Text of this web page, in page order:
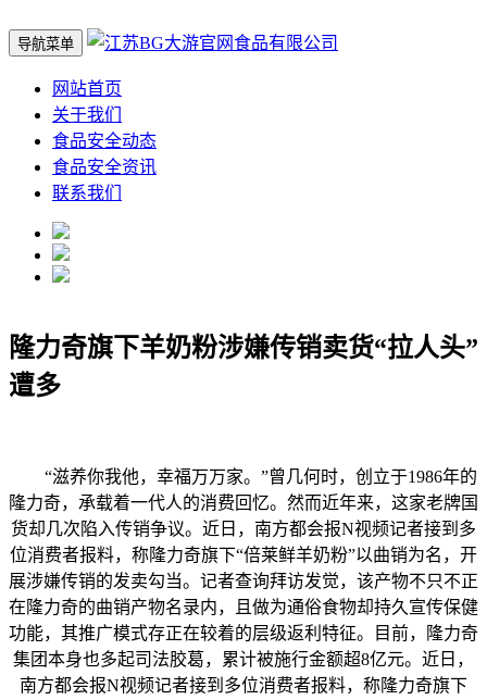
导航菜单
网站首页
关于我们
食品安全动态
食品安全资讯
联系我们
隆力奇旗下羊奶粉涉嫌传销卖货“拉人头”
遭多
“滋养你我他，幸福万万家。”曾几何时，创立于1986年的
隆力奇，承载着一代人的消费回忆。然而近年来，这家老牌国
货却几次陷入传销争议。近日，南方都会报N视频记者接到多
位消费者报料，称隆力奇旗下“倍莱鲜羊奶粉”以曲销为名，开
展涉嫌传销的发卖勾当。记者查询拜访发觉，该产物不只不正
在隆力奇的曲销产物名录内，且做为通俗食物却持久宣传保健
功能，其推广模式存正在较着的层级返利特征。目前，隆力奇
集团本身也多起司法胶葛，累计被施行金额超8亿元。近日，
南方都会报N视频记者接到多位消费者报料，称隆力奇旗下